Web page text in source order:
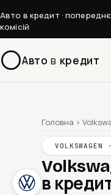
Авто в кредит ·
комісій
Авто в кредит
Головна ›
в